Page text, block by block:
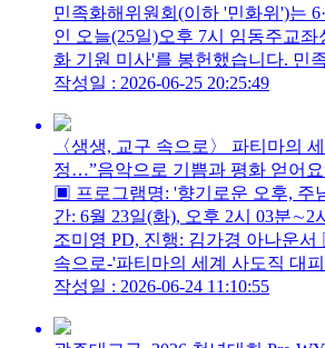
민족화해위원회(이하 '민화위')는
인 오늘(25일)오후 7시 임동주교
화 기원 미사'를 봉헌했습니다. 민
작성일 : 2026-06-25 20:25:49
〈생생, 교구 속으로〉 파티마의
정…”음악으로 기쁨과 평화 얻어요
▣ 프로그램명: '향기로운 오후, 주
간: 6월 23일(화), 오후 2시 03분
조미영 PD, 진행: 김가경 아나운
속으로-'파티마의 세계 사도직 대
작성일 : 2026-06-24 11:10:55